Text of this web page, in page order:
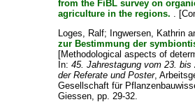
from the FiBL survey on
agriculture in the regions. .
Loges, Ralf; Ingwersen, Kathrin
zur Bestimmung der
[Methodological aspects of
In:45. Jahrestagung vom 23.
der Referate und Poster,
Gesellschaft für
Giessen, pp. 29-32.